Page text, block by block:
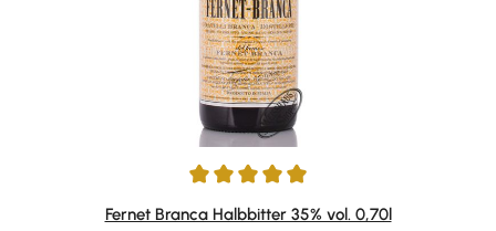
Durchschnittliche Bewertung von 4.94 von 5 Sternen
Fernet Branca Halbbitter 35% vol. 0,70l